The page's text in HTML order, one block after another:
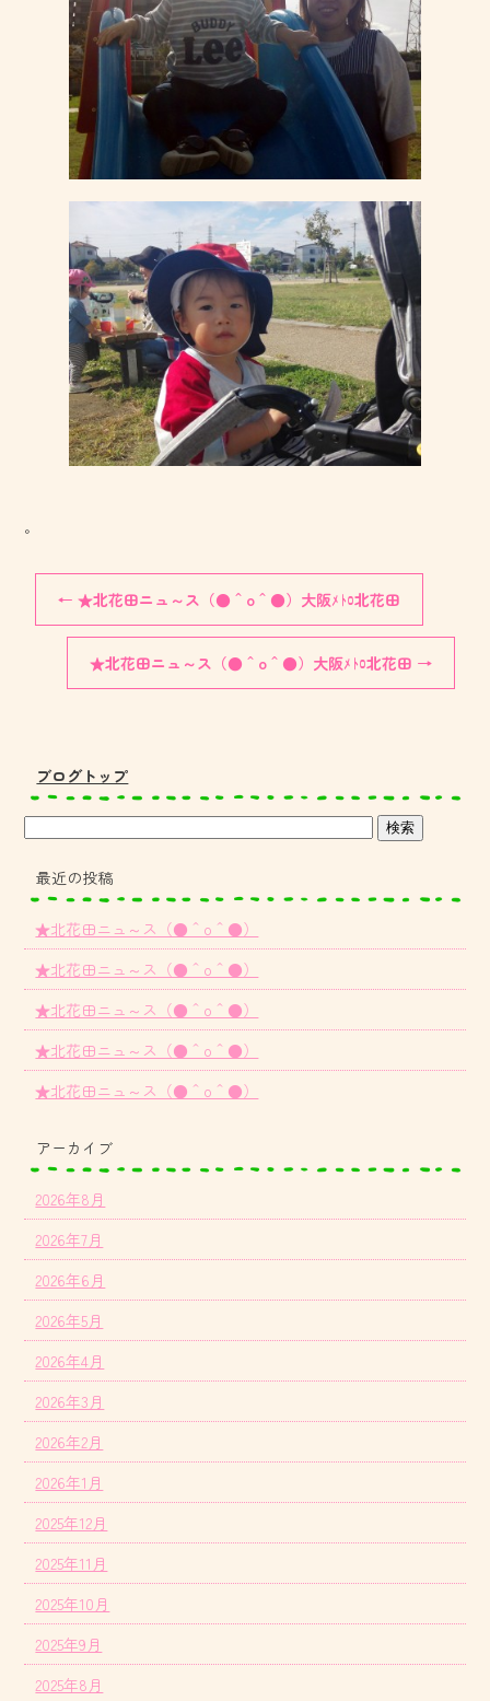
。
← ★北花田ニュ～ス（●＾o＾●）大阪ﾒﾄﾛ北花田
★北花田ニュ～ス（●＾o＾●）大阪ﾒﾄﾛ北花田 →
ブログトップ
最近の投稿
★北花田ニュ～ス（●＾o＾●）
★北花田ニュ～ス（●＾o＾●）
★北花田ニュ～ス（●＾o＾●）
★北花田ニュ～ス（●＾o＾●）
★北花田ニュ～ス（●＾o＾●）
アーカイブ
2026年8月
2026年7月
2026年6月
2026年5月
2026年4月
2026年3月
2026年2月
2026年1月
2025年12月
2025年11月
2025年10月
2025年9月
2025年8月